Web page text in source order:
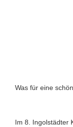
Was für eine
Im 8. Ingolstädter